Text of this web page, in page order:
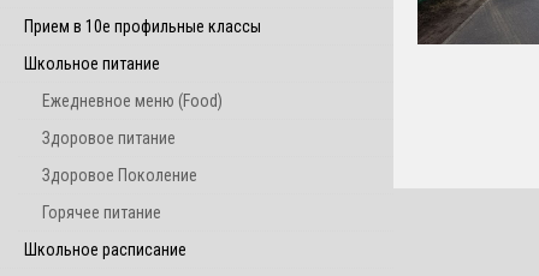
Прием в 10е профильные классы
Школьное питание
Ежедневное меню (Food)
Здоровое питание
Здоровое Поколение
Горячее питание
Школьное расписание